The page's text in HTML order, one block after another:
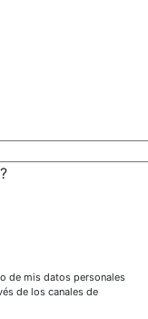
de mis datos personales
de los canales de